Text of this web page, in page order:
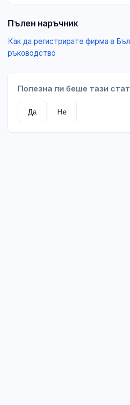
Пълен наръчник
Как да регистрирате фирма в
ръководство
Полезна ли беше тази
Да Не